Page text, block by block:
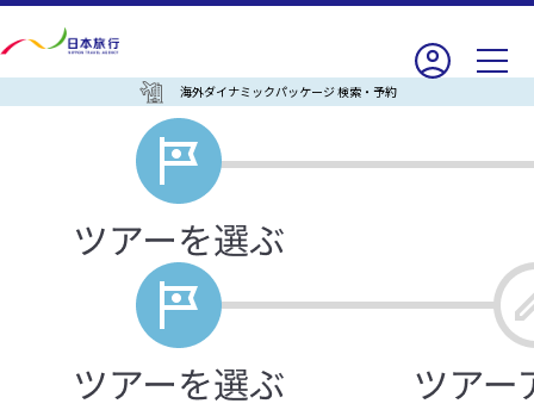
海外ダイナミックパッケージ 検索・予約